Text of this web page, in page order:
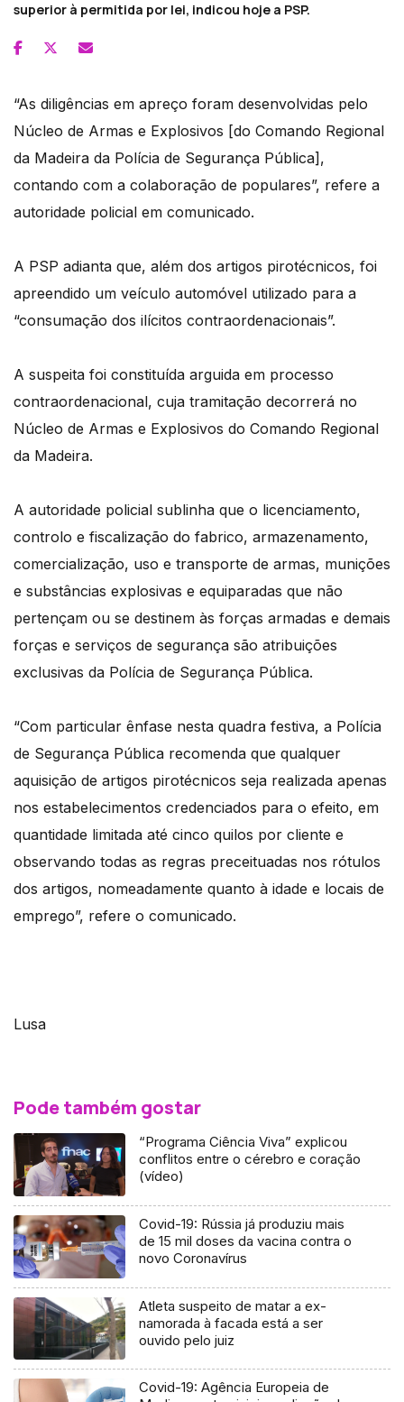
superior à permitida por lei, indicou hoje a PSP.
“As diligências em apreço foram desenvolvidas pelo
Núcleo de Armas e Explosivos [do Comando Regional
da Madeira da Polícia de Segurança Pública],
contando com a colaboração de populares”, refere a
autoridade policial em comunicado.
A PSP adianta que, além dos artigos pirotécnicos, foi
apreendido um veículo automóvel utilizado para a
“consumação dos ilícitos contraordenacionais”.
A suspeita foi constituída arguida em processo
contraordenacional, cuja tramitação decorrerá no
Núcleo de Armas e Explosivos do Comando Regional
da Madeira.
A autoridade policial sublinha que o licenciamento,
controlo e fiscalização do fabrico, armazenamento,
comercialização, uso e transporte de armas, munições
e substâncias explosivas e equiparadas que não
pertençam ou se destinem às forças armadas e demais
forças e serviços de segurança são atribuições
exclusivas da Polícia de Segurança Pública.
“Com particular ênfase nesta quadra festiva, a Polícia
de Segurança Pública recomenda que qualquer
aquisição de artigos pirotécnicos seja realizada apenas
nos estabelecimentos credenciados para o efeito, em
quantidade limitada até cinco quilos por cliente e
observando todas as regras preceituadas nos rótulos
dos artigos, nomeadamente quanto à idade e locais de
emprego”, refere o comunicado.
Lusa
Pode também gostar
“Programa Ciência Viva” explicou
conflitos entre o cérebro e coração
(vídeo)
Covid-19: Rússia já produziu mais
de 15 mil doses da vacina contra o
novo Coronavírus
Atleta suspeito de matar a ex-
namorada à facada está a ser
ouvido pelo juiz
Covid-19: Agência Europeia de